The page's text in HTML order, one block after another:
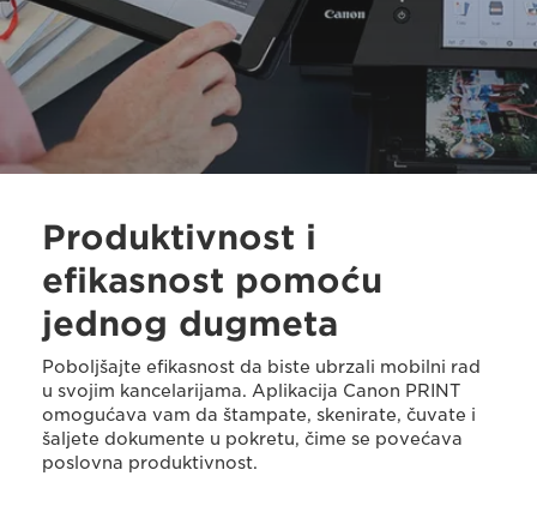
Produktivnost i
efikasnost pomoću
jednog dugmeta
Poboljšajte efikasnost da biste ubrzali mobilni rad
u svojim kancelarijama. Aplikacija Canon PRINT
omogućava vam da štampate, skenirate, čuvate i
šaljete dokumente u pokretu, čime se povećava
poslovna produktivnost.